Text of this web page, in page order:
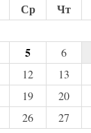
Ср Чт
5 6
12 13
19 20
26 27